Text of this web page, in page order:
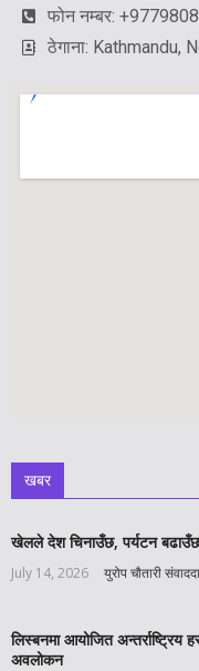
फोन नम्बर:
ठेगाना: Kathmandu,
खबर
खेलले देश चिनाउँछ, पर्यटन
July 14, 2026 युरोप चौतारी
लिस्बनमा आयोजित अन्तर्राष्ट्रिय
अवलोकन